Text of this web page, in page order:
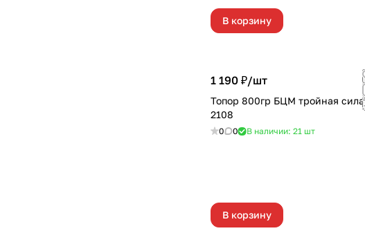
В корзину
1 190 ₽/шт
Топор 800гр БЦМ тройная сила
2108
0 0 В наличии: 21 шт
В корзину